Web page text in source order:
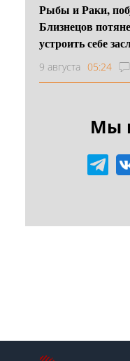
Рыбы и Раки,
Близнецов
устроить себе
9 августа 05:24
Мы